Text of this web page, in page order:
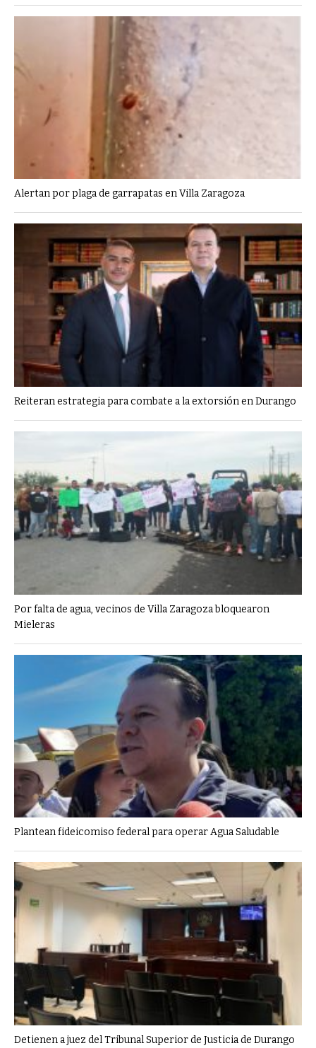
Alertan por plaga de garrapatas en Villa Zaragoza
Reiteran estrategia para combate a la extorsión en Durango
Por falta de agua, vecinos de Villa Zaragoza bloquearon
Mieleras
Plantean fideicomiso federal para operar Agua Saludable
Detienen a juez del Tribunal Superior de Justicia de Durango